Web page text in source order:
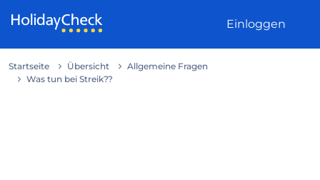
Einloggen
Startseite Übersicht
Allgemeine Fragen
Was tun bei Streik??